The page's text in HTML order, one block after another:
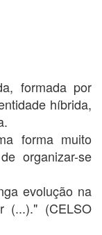
formada por
híbrida,
forma muito
organizar-se
evolução na
(...)." (CELSO